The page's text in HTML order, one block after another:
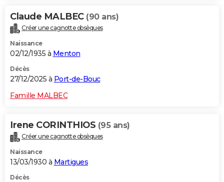
Claude MALBEC (90 ans)
Créer une cagnotte obsèques
Naissance
02/12/1935 à Menton
Décès
27/12/2025 à Port-de-Bouc
Famille MALBEC
Irene CORINTHIOS (95 ans)
Créer une cagnotte obsèques
Naissance
13/03/1930 à Martigues
Décès